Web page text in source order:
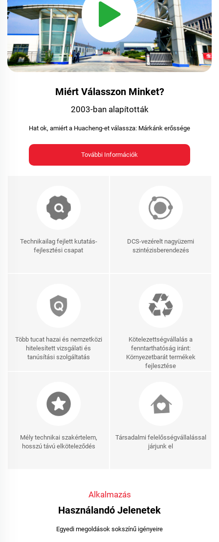
Miért Válasszon Minket?
2003-ban alapították
Hat ok, amiért a Huacheng-et válassza: Márkánk erőssége
További Információk
Technikailag fejlett kutatás-
fejlesztési csapat
DCS-vezérelt nagyüzemi
szintézisberendezés
Több tucat hazai és nemzetközi
hitelesített vizsgálati és
tanúsítási szolgáltatás
Kötelezettségvállalás a
fenntarthatóság iránt:
Környezetbarát termékek
fejlesztése
Mély technikai szakértelem,
hosszú távú elköteleződés
Társadalmi felelősségvállalással
járjunk el
Alkalmazás
Használandó Jelenetek
Egyedi megoldások sokszínű igényeire